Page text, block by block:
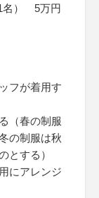
名） 5万円
フが着用す
（春の制服
の制服は秋
とする）
にアレンジ